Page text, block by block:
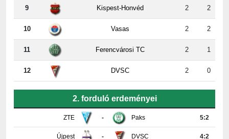
10 Vasas 2 2
11 Ferencvárosi TC 2 1
12 DVSC 2 0
ZTE - Paks
Újpest DVSC 4:2
Ferencváros Vasas 0:0